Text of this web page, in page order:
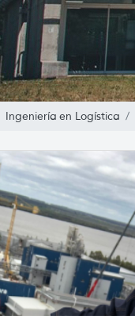
Ingeniería en Logística